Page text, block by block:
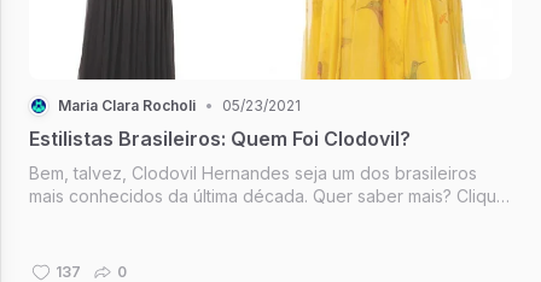
Maria Clara Rocholi • 05/23/2021
Estilistas Brasileiros: Quem Foi Clodovil?
Bem, talvez, Clodovil Hernandes seja um dos brasileiros
mais conhecidos da última década. Quer saber mais? Clique
137 0